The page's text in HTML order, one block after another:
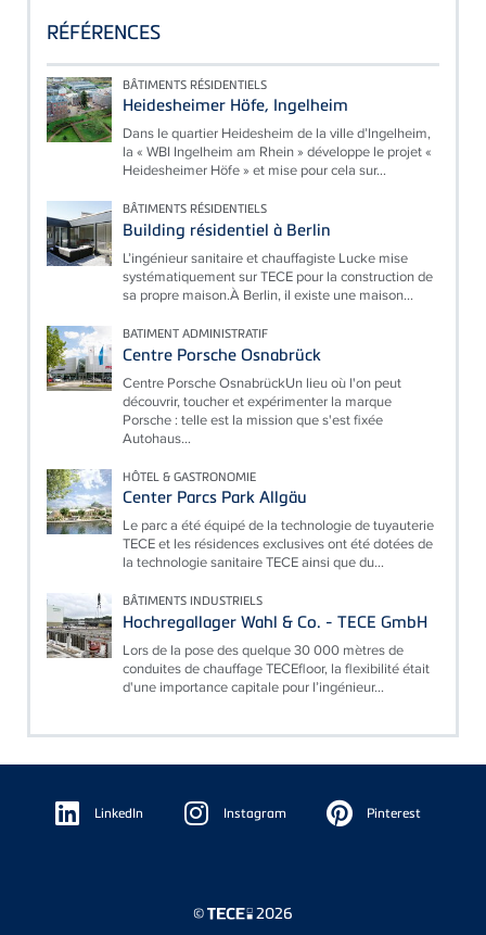
RÉFÉRENCES
BÂTIMENTS RÉSIDENTIELS
Heidesheimer Höfe, Ingelheim
Dans le quartier Heidesheim de la ville d’Ingelheim,
la « WBI Ingelheim am Rhein » développe le projet «
Heidesheimer Höfe » et mise pour cela sur...
BÂTIMENTS RÉSIDENTIELS
Building résidentiel à Berlin
L’ingénieur sanitaire et chauffagiste Lucke mise
systématiquement sur TECE pour la construction de
sa propre maison.À Berlin, il existe une maison...
BATIMENT ADMINISTRATIF
Centre Porsche Osnabrück
Centre Porsche OsnabrückUn lieu où l'on peut
découvrir, toucher et expérimenter la marque
Porsche : telle est la mission que s'est fixée
Autohaus...
HÔTEL & GASTRONOMIE
Center Parcs Park Allgäu
Le parc a été équipé de la technologie de tuyauterie
TECE et les résidences exclusives ont été dotées de
la technologie sanitaire TECE ainsi que du...
BÂTIMENTS INDUSTRIELS
Hochregallager Wahl & Co. - TECE GmbH
Lors de la pose des quelque 30 000 mètres de
conduites de chauffage TECEfloor, la flexibilité était
d'une importance capitale pour l’ingénieur...
Floating
Sidebar LinkedIn Instagram Pinterest
© 2026